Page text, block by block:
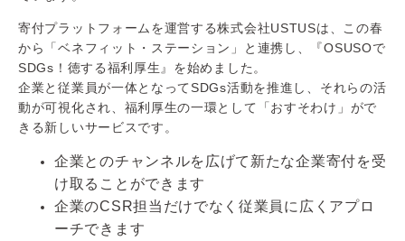
寄付プラットフォームを運営する株式会社USTUSは、この春
から「ベネフィット・ステーション」と連携し、『OSUSOで
SDGs！徳する福利厚生』を始めました。
企業と従業員が一体となってSDGs活動を推進し、それらの活
動が可視化され、福利厚生の一環として「おすそわけ」がで
きる新しいサービスです。
企業とのチャンネルを広げて新たな企業寄付を受
け取ることができます
企業のCSR担当だけでなく従業員に広くアプロ
ーチできます